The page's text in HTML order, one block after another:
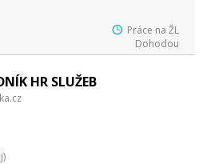
Práce na ŽL
Dohodou
HR SLUŽEB